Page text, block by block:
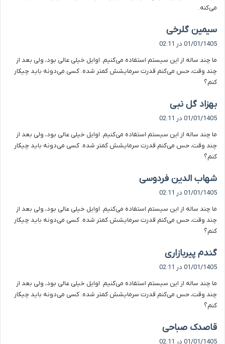
می‌کنه.
سیمین گلرخی
ف
:
01/01/1405 در 02:11
ما چند ساله از این سیستم استفاده می‌کنیم. اوایل خیلی عالی بود، ولی بعد از
چند وقت، حس می‌کنم قدرت سرمایشش کمتر شده. کسی می‌دونه باید چیکار
کنم؟
بهزاد گل نبی
ف
01/01/1405 در 02:11
ما چند ساله از این سیستم استفاده می‌کنیم. اوایل خیلی عالی بود، ولی بعد از
چند وقت، حس می‌کنم قدرت سرمایشش کمتر شده. کسی می‌دونه باید چیکار
کنم؟
شهاب الدین فردوسی
:
01/01/1405 در 02:11
ما چند ساله از این سیستم استفاده می‌کنیم. اوایل خیلی عالی بود، ولی بعد از
چند وقت، حس می‌کنم قدرت سرمایشش کمتر شده. کسی می‌دونه باید چیکار
کنم؟
گندم پیربازاری
ف
:
01/01/1405 در 02:11
ما چند ساله از این سیستم استفاده می‌کنیم. اوایل خیلی عالی بود، ولی بعد از
چند وقت، حس می‌کنم قدرت سرمایشش کمتر شده. کسی می‌دونه باید چیکار
کنم؟
قاصدک صباحی
ف
01/01/1405 در 02:11